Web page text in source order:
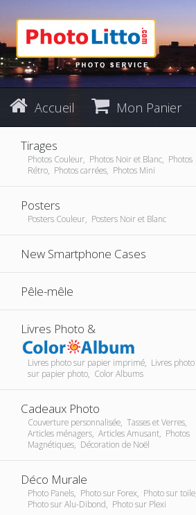
Accueil Mon Panier
Tirages
Photos Couleur, Photos Noir et Blanc, Photos
Rétro, Photos carrées, Photos Mini
Posters
Posters Couleur, Posters Noir et Blanc
New Smartphone Cases
Pêle-mêle
Livres Photo &
Livres photo sur papier imprimé, Livres photo
sur papier photo, Color Albums
Cadeaux Photo
Couverture personnalisée, Tasses et Verres,
Articles ménagers, Articles Amusant, Photos
Magnétiques, Décoration de Noël
Déco Murale
Photo Panels, Photo sur Forex, Photo sur toile,
Photo sur Alu-Dibond, Photo sur Plexi